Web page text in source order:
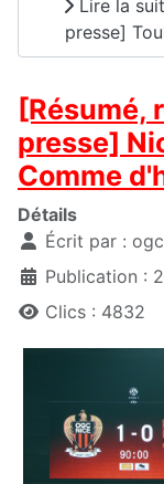
Lire la
presse]
[Résumé,
presse]
Comme
Détails
Écrit par :
Publication :
Clics : 4832